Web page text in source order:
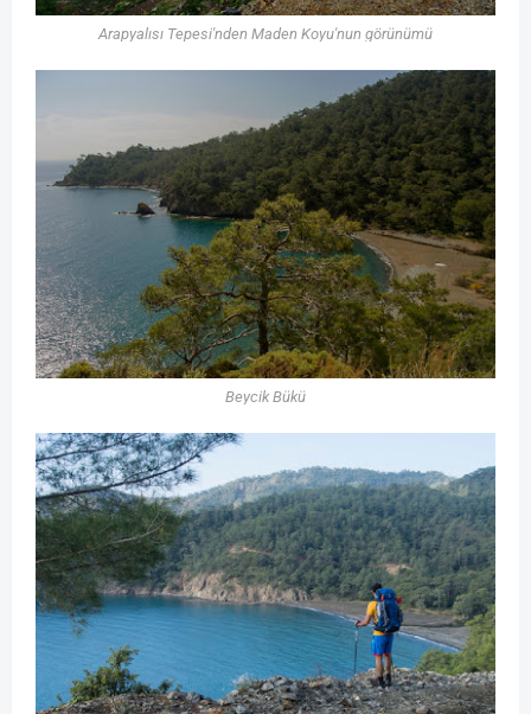
Arapyalısı Tepesi'nden Maden Koyu'nun görünümü
Beycik Bükü